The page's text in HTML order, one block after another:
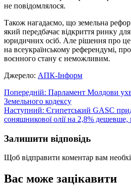
не повідомлялося.
Також нагадаємо, що земельна
який передбачає відкриття ринку
юридичних осіб. Але рішення про
на всеукраїнському референдумі,
воєнного стану є неможливим.
Джерело: АПК-Інформ
Навігація
записів
Попередній: Парламент Молдови
Земельного кодексу
Наступний: Єгипетський GASC
соняшникової олії на 2,8% дешевше,
Залишити відповідь
Щоб відправити коментар вам
Вас може зацікавити